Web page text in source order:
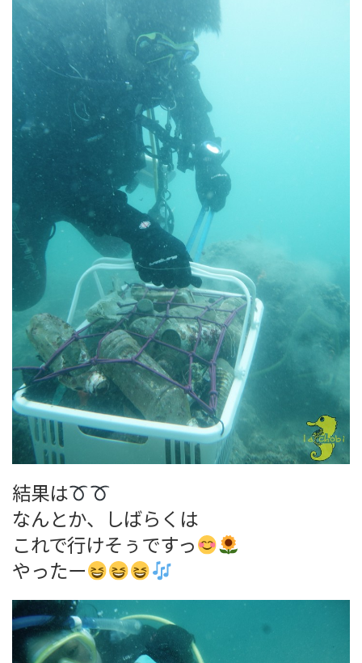
結果は
なんとか、しばらくは
これで行けそぅですっ
やったー